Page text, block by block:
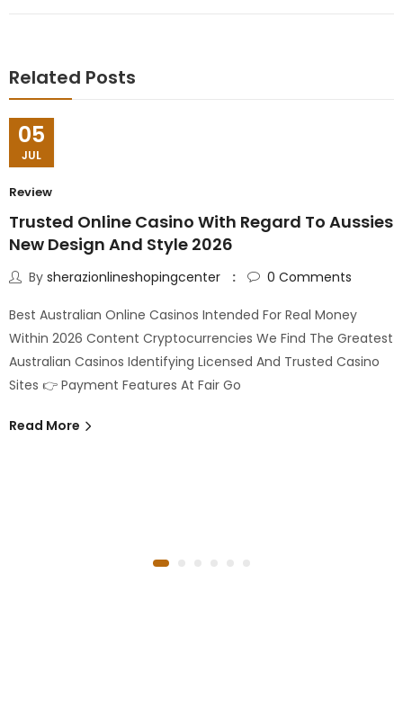
Related Posts
05
JUL
Review
Trusted Online Casino With Regard To Aussies
New Design And Style 2026
By sherazionlineshopingcenter 0 Comments
Best Australian Online Casinos Intended For Real Money
Within 2026 Content Cryptocurrencies We Find The Greatest
Australian Casinos Identifying Licensed And Trusted Casino
Sites 👉 Payment Features At Fair Go
Read More